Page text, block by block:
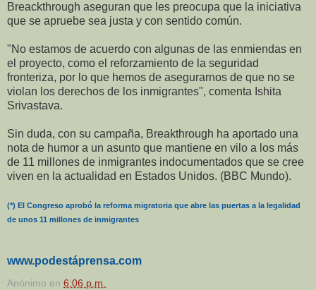
Breackthrough aseguran que les preocupa que la iniciativa
que se apruebe sea justa y con sentido común.
"No estamos de acuerdo con algunas de las enmiendas en
el proyecto, como el reforzamiento de la seguridad
fronteriza, por lo que hemos de asegurarnos de que no se
violan los derechos de los inmigrantes", comenta Ishita
Srivastava.
Sin duda, con su campaña, Breakthrough ha aportado una
nota de humor a un asunto que mantiene en vilo a los más
de 11 millones de inmigrantes indocumentados que se cree
viven en la actualidad en Estados Unidos. (BBC Mundo).
(*) El Congreso aprobó la reforma migratoria que abre las puertas a la legalidad
de unos 11 millones de inmigrantes
www.podestáprensa.com
Anónimo en 6:06 p.m.